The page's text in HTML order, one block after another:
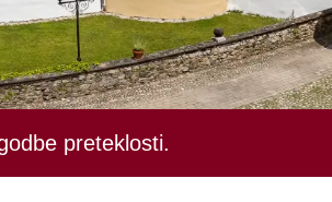
preteklosti.